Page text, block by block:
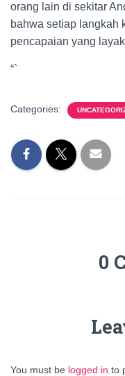
orang lain di sekitar
bahwa setiap langkah
pencapaian yang
“`
Categories:
0
You must be logged in to